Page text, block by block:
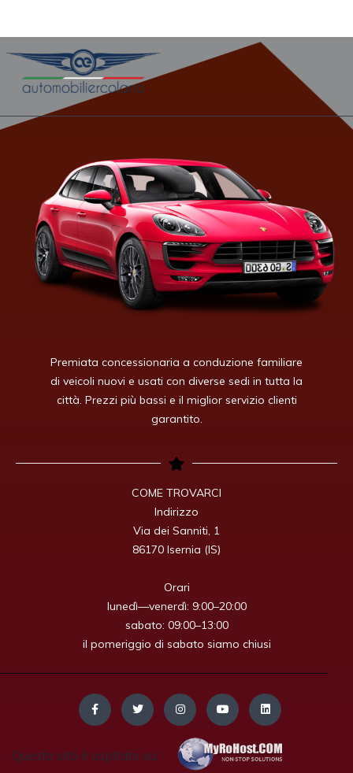
Premiata concessionaria a conduzione familiare
di veicoli nuovi e usati con diverse sedi in tutta la
città. Prezzi più bassi e il miglior servizio clienti
garantito.
COME TROVARCI
Indirizzo
Via dei Sanniti, 1
86170 Isernia (IS)
Orari
lunedì—venerdì: 9:00–20:00
sabato: 09:00–13:00
il pomeriggio di sabato siamo chiusi
Questo sito è ospitato su: